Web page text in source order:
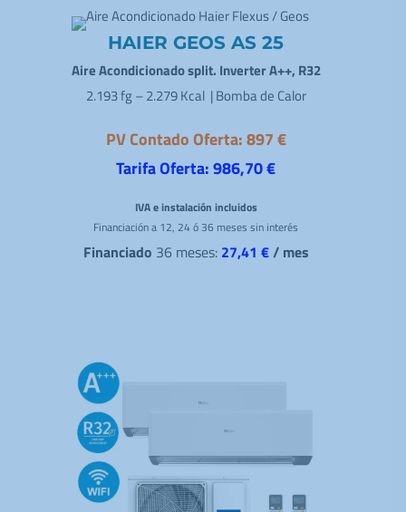
HAIER GEOS AS 25
Aire Acondicionado split. Inverter A++, R32
2.193 fg – 2.279 Kcal | Bomba de Calor
PV Contado Oferta: 897 €
Tarifa Oferta: 986,70 €
IVA e instalación incluidos
Financiación a 12, 24 ó 36 meses sin interés
Financiado 36 meses: 27,41 €/ mes